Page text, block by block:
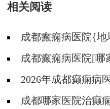
相关阅读
成都癫痫病医院{
吗?成都癫痫病医院[哪
疗方法?
2026年成都癫痫病
家长应该做好哪些护
成都哪家医院治癫